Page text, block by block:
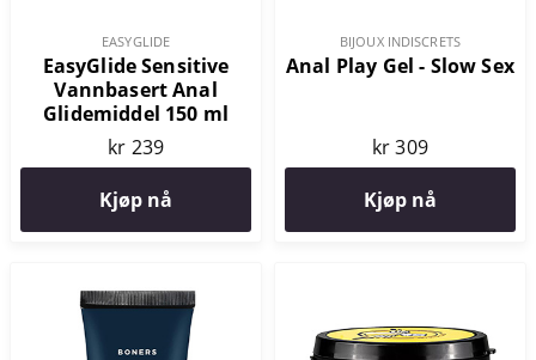
EASYGLIDE
EasyGlide Sensitive
Vannbasert Anal
Glidemiddel 150 ml
kr 239
Kjøp nå
BIJOUX INDISCRETS
Anal Play Gel - Slow Sex
kr 309
Kjøp nå